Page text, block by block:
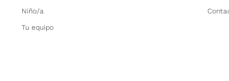
Niño/a
Tu equipo